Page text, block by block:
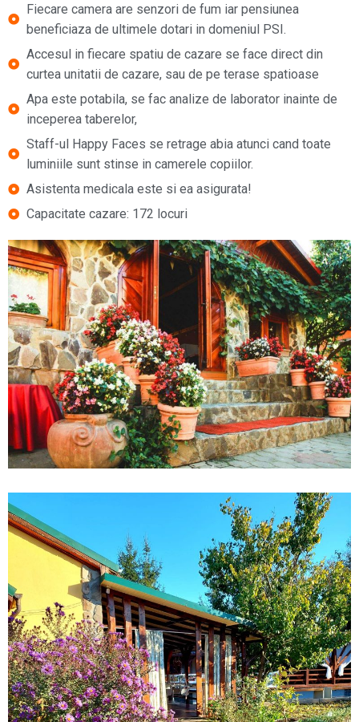
Fiecare camera are senzori de fum iar pensiunea
beneficiaza de ultimele dotari in domeniul PSI.
Accesul in fiecare spatiu de cazare se face direct din
curtea unitatii de cazare, sau de pe terase spatioase
Apa este potabila, se fac analize de laborator inainte de
inceperea taberelor,
Staff-ul Happy Faces se retrage abia atunci cand toate
luminiile sunt stinse in camerele copiilor.
Asistenta medicala este si ea asigurata!
Capacitate cazare: 172 locuri